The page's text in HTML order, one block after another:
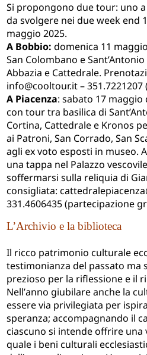
Si propongono due tour: uno
da svolgere nei due week end
maggio 2025.
A Bobbio: domenica 11
San Colombano e
Abbazia e Cattedrale.
info@cooltour.it–
A Piacenza: sabato 17
con tour tra basilica di
Cortina, Cattedrale e Kronos
ai Patroni, San Corrado, San
agli ex voto esposti in museo.
una tappa nel Palazzo
soffermarsi sulla reliquia di
consigliata:
331.4606435 (partecipazione
L’Archivio e la biblioteca
Il ricco patrimonio culturale
testimonianza del passato ma
prezioso per la riflessione e il
Nell’anno giubilare anche la
essere via privilegiata per
speranza; accompagnando il
ciascuno si intende offrire
quale i beni culturali